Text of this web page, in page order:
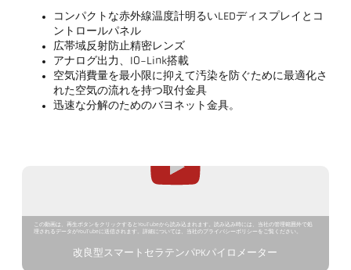
コンパクトな赤外線温度計明るいLEDディスプレイとコ
ントロールパネル
広帯域反射防止精密レンズ
アナログ出力、IO-Link搭載
空気消費量を最小限に抑えて汚染を防ぐために最適化さ
れた空気の流れを持つ取付金具
迅速な分解のためのバヨネット金具。
この動画は、再生ボタンをクリックするとYouTubeから読み込まれます。読み込み時には、当社の管理範囲外で処
理されるデータがYouTubeに送信されます。詳細については、当社のプライバシーポリシーをご覧ください。
改良型スマートセラテンパPKパイロメーター